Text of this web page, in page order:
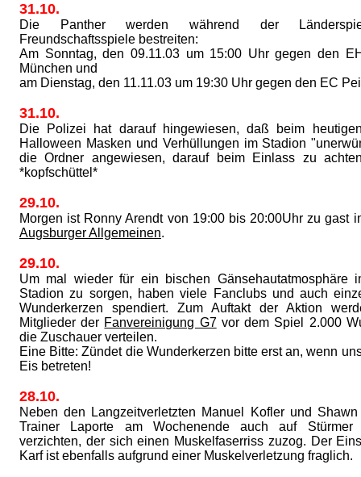
31.10.
Die Panther werden während der
Freundschaftsspiele bestreiten:
Am Sonntag, den 09.11.03 um 15:00 Uhr gegen den
München und
am Dienstag, den 11.11.03 um 19:30 Uhr gegen den EC
31.10.
Die Polizei hat darauf hingewiesen, daß beim
Halloween Masken und Verhüllungen im Stadion
die Ordner angewiesen, darauf beim Einlass zu
*kopfschüttel*
29.10.
Morgen ist Ronny Arendt von 19:00 bis 20:00Uhr zu gast
Augsburger Allgemeinen.
29.10.
Um mal wieder für ein bischen Gänsehautatmosphäre
Stadion zu sorgen, haben viele Fanclubs und auch
Wunderkerzen spendiert. Zum Auftakt der Aktion
Mitglieder der Fanvereinigung G7vor dem Spiel 2.000
die Zuschauer verteilen.
Eine Bitte: Zündet die Wunderkerzen bitte erst an, wenn
Eis betreten!
28.10.
Neben den Langzeitverletzten Manuel Kofler und
Trainer Laporte am Wochenende auch auf Stürmer
verzichten, der sich einen Muskelfaserriss zuzog. Der
Karf ist ebenfalls aufgrund einer Muskelverletzung fraglich.